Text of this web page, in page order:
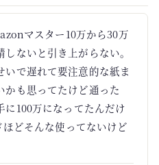
マスター10万から30万
ないと引き上がらない。
いで遅れて要注意的な紙ま
かも思ってたけど通った
に100万になってたんだけ
どそんな使ってないけど